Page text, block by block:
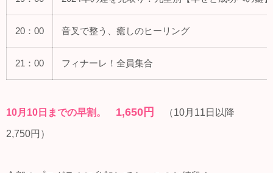
20：00 音叉で整う、癒しのヒーリング
21：00 フィナーレ！全員集合
10月10日までの早割。 1,650円 （10月11日以降
2,750円）